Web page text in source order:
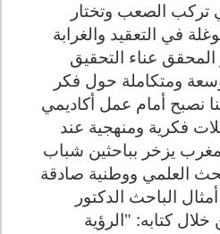
تركب الصعب وتختار
في التعقيد والغرابة
عناء التحقيق
ومتكاملة حول فكر
أمام عمل أكاديمي
فكرية ومنهجية عند
يزخر بباحثين شباب
العلمي ووطنية صادقة
الباحث الدكتور
كتابه: "الرؤية